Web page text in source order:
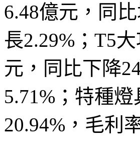
6.48億元，同
長2.29%；T5
元，同比下降
5.71%；特種
20.94%，毛利